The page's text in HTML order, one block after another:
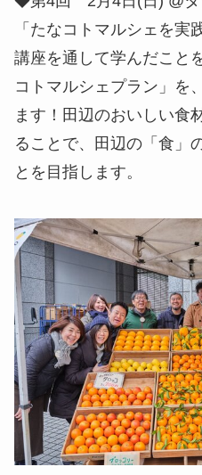
「たなコトマルシェを実
講座を通して学んだこと
コトマルシェプラン」を
ます！田辺のおいしい食
ることで、田辺の「食」
とを目指します。